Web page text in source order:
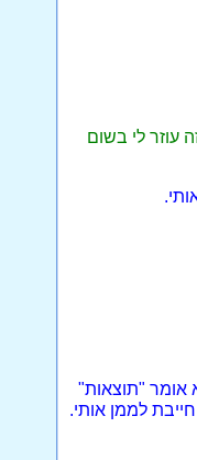
עוזר לי בשום
אומר "תוצאות"
לממן אותי.